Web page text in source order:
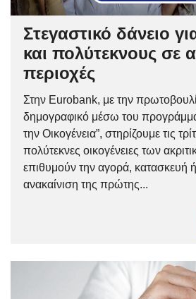
Στεγαστικό δάνειο
και πολύτεκνους σε
περιοχές
Στην Eurobank, με την
δημογραφικό μέσω του
την Οικογένεια”, στηρίζουμε τις
πολύτεκνες οικογένειες των
επιθυμούν την αγορά, κατασκευή
ανακαίνιση της πρώτης...